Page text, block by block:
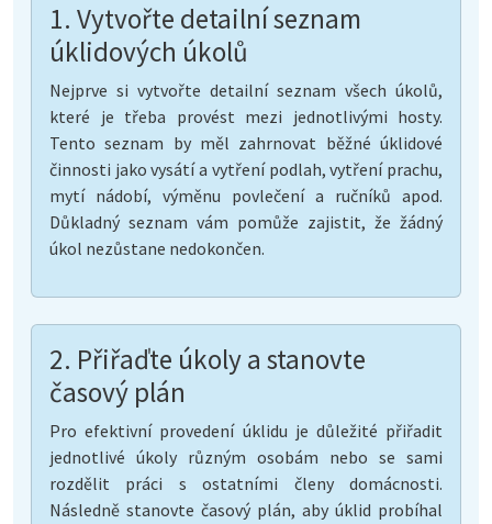
1. Vytvořte detailní seznam
úklidových úkolů
Nejprve si vytvořte detailní seznam všech úkolů,
které je třeba provést mezi jednotlivými hosty.
Tento seznam by měl zahrnovat běžné úklidové
činnosti jako vysátí a vytření podlah, vytření prachu,
mytí nádobí, výměnu povlečení a ručníků apod.
Důkladný seznam vám pomůže zajistit, že žádný
úkol nezůstane nedokončen.
2. Přiřaďte úkoly a stanovte
časový plán
Pro efektivní provedení úklidu je důležité přiřadit
jednotlivé úkoly různým osobám nebo se sami
rozdělit práci s ostatními členy domácnosti.
Následně stanovte časový plán, aby úklid probíhal